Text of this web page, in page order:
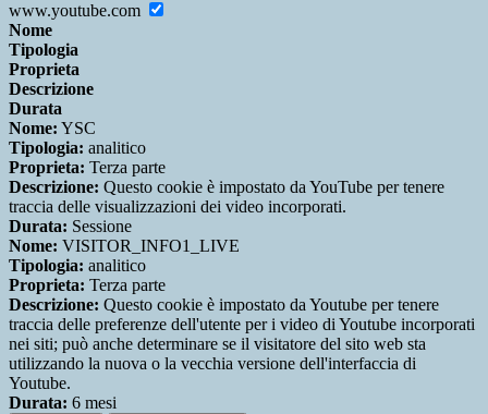
www.youtube.com
Nome
Tipologia
Proprieta
Descrizione
Durata
Nome: YSC
Tipologia: analitico
Proprieta: Terza parte
Descrizione: Questo cookie è impostato da YouTube per tenere
traccia delle visualizzazioni dei video incorporati.
Durata: Sessione
Nome: VISITOR_INFO1_LIVE
Tipologia: analitico
Proprieta: Terza parte
Descrizione: Questo cookie è impostato da Youtube per tenere
traccia delle preferenze dell'utente per i video di Youtube incorporati
nei siti; può anche determinare se il visitatore del sito web sta
utilizzando la nuova o la vecchia versione dell'interfaccia di
Youtube.
Durata: 6 mesi